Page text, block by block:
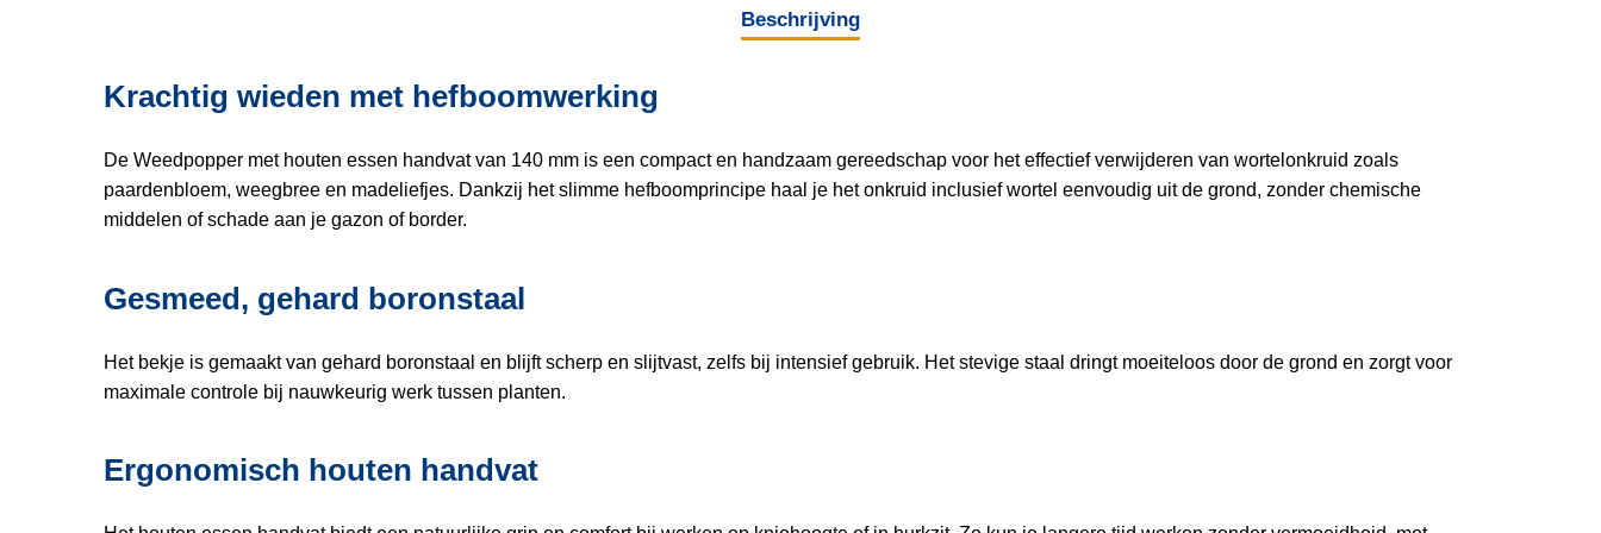
Beschrijving
Krachtig wieden met hefboomwerking
De Weedpopper met houten essen handvat van 140 mm is een compact en handzaam gereedschap voor het effectief verwijderen van wortelonkruid zoals
paardenbloem, weegbree en madeliefjes. Dankzij het slimme hefboomprincipe haal je het onkruid inclusief wortel eenvoudig uit de grond, zonder chemische
middelen of schade aan je gazon of border.
Gesmeed, gehard boronstaal
Het bekje is gemaakt van gehard boronstaal en blijft scherp en slijtvast, zelfs bij intensief gebruik. Het stevige staal dringt moeiteloos door de grond en zorgt voor
maximale controle bij nauwkeurig werk tussen planten.
Ergonomisch houten handvat